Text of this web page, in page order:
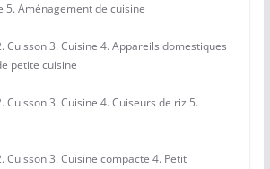
5. Aménagement de cuisine
Cuisson 3. Cuisine 4. Appareils domestiques
petite cuisine
Cuisson 3. Cuisine 4. Cuiseurs de riz 5.
Cuisson 3. Cuisine compacte 4. Petit